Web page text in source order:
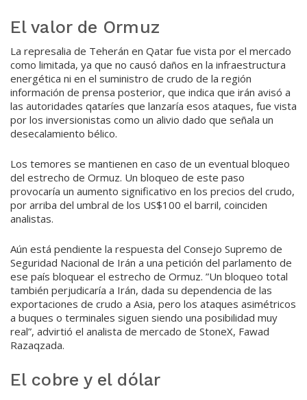
El valor de Ormuz
La represalia de Teherán en Qatar fue vista por el mercado
como limitada, ya que no causó daños en la infraestructura
energética ni en el suministro de crudo de la región
información de prensa posterior, que indica que irán avisó a
las autoridades qataríes que lanzaría esos ataques, fue vista
por los inversionistas como un alivio dado que señala un
desecalamiento bélico.
Los temores se mantienen en caso de un eventual bloqueo
del estrecho de Ormuz. Un bloqueo de este paso
provocaría un aumento significativo en los precios del crudo,
por arriba del umbral de los US$100 el barril, coinciden
analistas.
Aún está pendiente la respuesta del Consejo Supremo de
Seguridad Nacional de Irán a una petición del parlamento de
ese país bloquear el estrecho de Ormuz. ”Un bloqueo total
también perjudicaría a Irán, dada su dependencia de las
exportaciones de crudo a Asia, pero los ataques asimétricos
a buques o terminales siguen siendo una posibilidad muy
real”, advirtió el analista de mercado de StoneX, Fawad
Razaqzada.
El cobre y el dólar